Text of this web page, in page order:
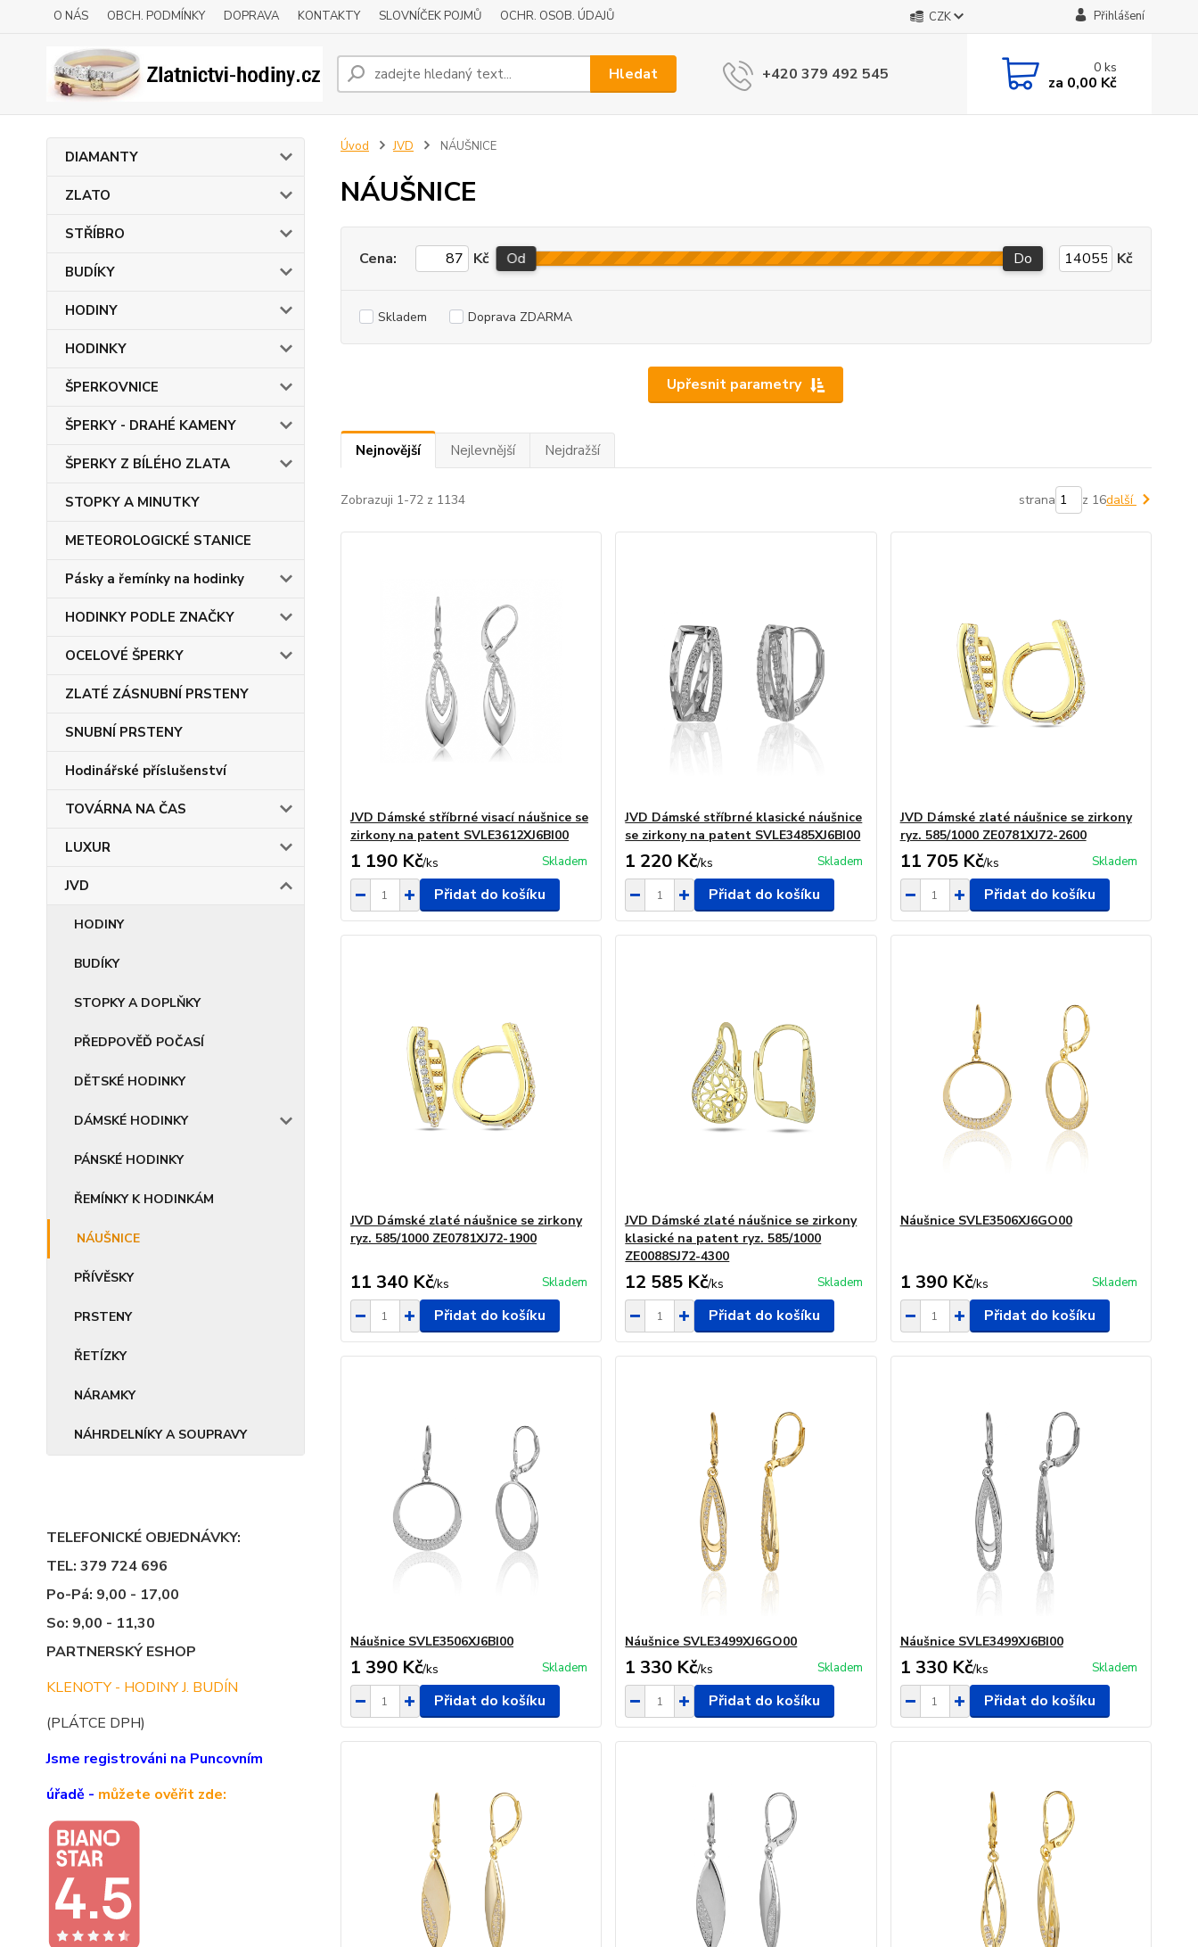
O NÁS OBCH. PODMÍNKY DOPRAVA KONTAKTY SLOVNÍČEK POJMŮ OCHR. OSOB. ÚDAJŮ CZK Přihlášení
Hledat +420 379 492 545 0ks
za 0,00 Kč
DIAMANTY
ZLATO
STŘÍBRO
BUDÍKY
HODINY
HODINKY
ŠPERKOVNICE
ŠPERKY - DRAHÉ KAMENY
ŠPERKY Z BÍLÉHO ZLATA
STOPKY A MINUTKY
METEOROLOGICKÉ STANICE
Pásky a řemínky na hodinky
HODINKY PODLE ZNAČKY
OCELOVÉ ŠPERKY
ZLATÉ ZÁSNUBNÍ PRSTENY
SNUBNÍ PRSTENY
Hodinářské příslušenství
TOVÁRNA NA ČAS
LUXUR
JVD
HODINY
BUDÍKY
STOPKY A DOPLŇKY
PŘEDPOVĚĎ POČASÍ
DĚTSKÉ HODINKY
DÁMSKÉ HODINKY
PÁNSKÉ HODINKY
ŘEMÍNKY K HODINKÁM
NÁUŠNICE
PŘÍVĚSKY
PRSTENY
ŘETÍZKY
NÁRAMKY
NÁHRDELNÍKY A SOUPRAVY
TELEFONICKÉ OBJEDNÁVKY:
TEL: 379 724 696
Po-Pá: 9,00 - 17,00
So: 9,00 - 11,30
PARTNERSKÝ ESHOP
KLENOTY - HODINY J. BUDÍN
(PLÁTCE DPH)
Jsme registrováni na Puncovním
úřadě - můžete ověřit zde:
Úvod JVD NÁUŠNICE
NÁUŠNICE
Upřesnit parametry
Cena: Kč Od Do Kč
Skladem Doprava ZDARMA
Nejnovější Nejlevnější Nejdražší
Zobrazuji 1-72 z 1134 strana z 16další
JVD Dámské stříbrné visací náušnice se
zirkony na patent SVLE3612XJ6BI00
1 190 Kč/ks Skladem
Přidat do košíku
JVD Dámské stříbrné klasické náušnice
se zirkony na patent SVLE3485XJ6BI00
1 220 Kč/ks Skladem
Přidat do košíku
JVD Dámské zlaté náušnice se zirkony
ryz. 585/1000 ZE0781XJ72-2600
11 705 Kč/ks Skladem
Přidat do košíku
JVD Dámské zlaté náušnice se zirkony
ryz. 585/1000 ZE0781XJ72-1900
11 340 Kč/ks Skladem
Přidat do košíku
JVD Dámské zlaté náušnice se zirkony
klasické na patent ryz. 585/1000
ZE0088SJ72-4300
12 585 Kč/ks Skladem
Přidat do košíku
Náušnice SVLE3506XJ6GO00
1 390 Kč/ks Skladem
Přidat do košíku
Náušnice SVLE3506XJ6BI00
1 390 Kč/ks Skladem
Přidat do košíku
Náušnice SVLE3499XJ6GO00
1 330 Kč/ks Skladem
Přidat do košíku
Náušnice SVLE3499XJ6BI00
1 330 Kč/ks Skladem
Přidat do košíku